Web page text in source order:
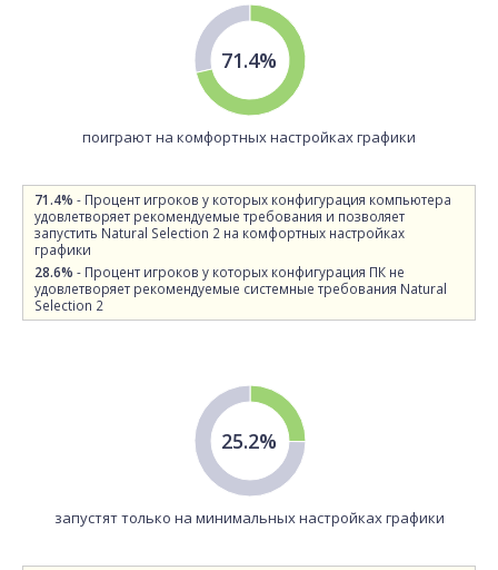
71.4%
поиграют на комфортных настройках графики
71.4% - Процент игроков у которых конфигурация компьютера
удовлетворяет рекомендуемые требования и позволяет
запустить Natural Selection 2 на комфортных настройках
графики
28.6% - Процент игроков у которых конфигурация ПК не
удовлетворяет рекомендуемые системные требования Natural
Selection 2
25.2%
запустят только на минимальных настройках графики